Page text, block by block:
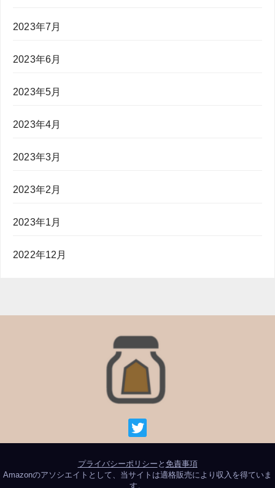
2023年7月
2023年6月
2023年5月
2023年4月
2023年3月
2023年2月
2023年1月
2022年12月
プライバシーポリシー と 免責事項
Amazonのアソシエイトとして、当サイトは適格販売により収入を得ていま
す。